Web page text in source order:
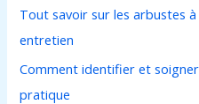
Tout savoir sur les arbustes
entretien
Comment identifier et
pratique